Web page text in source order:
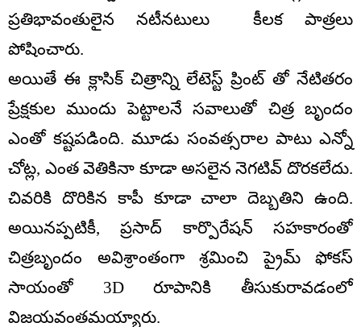
ప్రతిభావంతులైన నటీనటులు కీలక పాత్రలు
పోషించారు.
అయితే ఈ క్లాసిక్ చిత్రాన్ని లేటెస్ట్ ప్రింట్ తో నేటితరం
ప్రేక్షకుల ముందు పెట్టాలనే సవాలుతో చిత్ర బృందం
ఎంతో కష్టపడింది. మూడు సంవత్సరాల పాటు ఎన్నో
చోట్ల, ఎంత వెతికినా కూడా అసలైన నెగటివ్ దొరకలేదు.
చివరికి దొరికిన కాపీ కూడా చాలా దెబ్బతిని ఉంది.
అయినప్పటికీ, ప్రసాద్ కార్పొరేషన్ సహకారంతో
చిత్రబృందం అవిశ్రాంతంగా శ్రమించి ప్రైమ్ ఫోకస్
సాయంతో 3D రూపానికి తీసుకురావడంలో
విజయవంతమయ్యారు.